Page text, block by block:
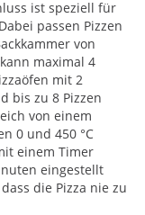
ist speziell für
passen Pizzen
von
maximal 4
mit 2
bis zu 8 Pizzen
von einem
0 und 450 °C
einem Timer
eingestellt
die Pizza nie zu